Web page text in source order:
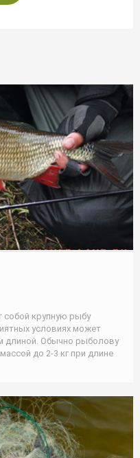
собой крупную рыбу
условиях может
длиной. Обычно рыболову
до 2-3 кг при длине